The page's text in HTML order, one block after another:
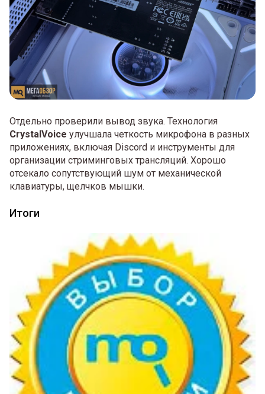
Отдельно проверили вывод звука. Технология
CrystalVoice улучшала четкость микрофона в разных
приложениях, включая Discord и инструменты для
организации стриминговых трансляций. Хорошо
отсекало сопутствующий шум от механической
клавиатуры, щелчков мышки.
Итоги